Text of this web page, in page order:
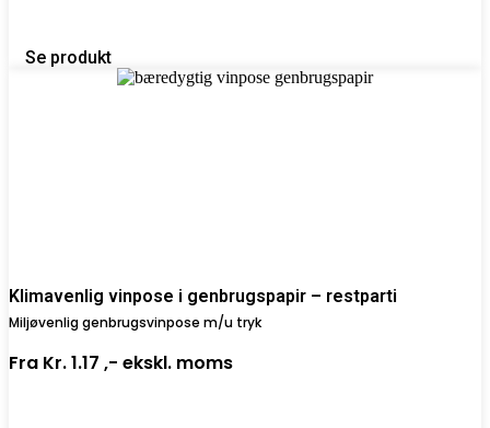
Se produkt
Klimavenlig vinpose i genbrugspapir – restparti
Miljøvenlig genbrugsvinpose m/u tryk
Fra Kr. 1.17 ,- ekskl. moms